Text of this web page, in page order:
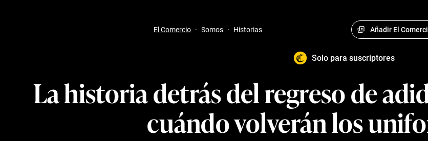
El Comercio · Somos · Historias Añadir El
Solo para suscriptores
La historia detrás del regreso de
cuándo volverán los